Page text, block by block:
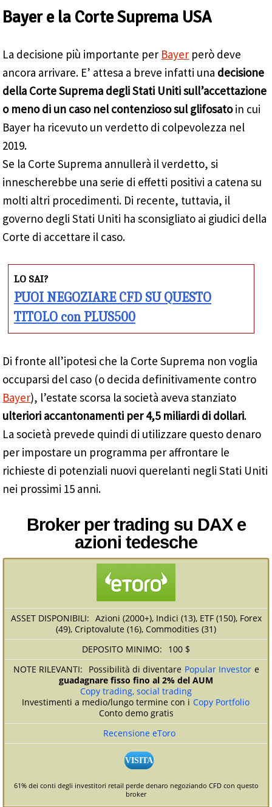
Bayer e la Corte Suprema USA
La decisione più importante per Bayer però deve
ancora arrivare. E’ attesa a breve infatti una decisione
della Corte Suprema degli Stati Uniti sull’accettazione
o meno di un caso nel contenzioso sul glifosatoin cui
Bayer ha ricevuto un verdetto di colpevolezza nel
2019.
Se la Corte Suprema annullerà il verdetto, si
innescherebbe una serie di effetti positivi a catena su
molti altri procedimenti. Di recente, tuttavia, il
governo degli Stati Uniti ha sconsigliato ai giudici della
Corte di accettare il caso.
LO SAI?
PUOI NEGOZIARE CFD SU QUESTO
TITOLO con PLUS500
Di fronte all’ipotesi che la Corte Suprema non voglia
occuparsi del caso (o decida definitivamente contro
Bayer), l’estate scorsa la società aveva stanziato
ulteriori accantonamenti per 4,5 miliardi di dollari.
La società prevede quindi di utilizzare questo denaro
per impostare un programma per affrontare le
richieste di potenziali nuovi querelanti negli Stati Uniti
nei prossimi 15 anni.
Broker per trading su DAX e
azioni tedesche
Azioni (2000+), Indici (13), ETF (150), Forex
(49), Criptovalute (16), Commodities (31)
100 $
Possibilità di diventare Popular Investor e
guadagnare fisso fino al 2% del AUM
Copy trading, social trading
Investimenti a medio/lungo termine con i Copy Portfolio
Conto demo gratis
Recensione eToro
VISITA
61% dei conti degli investitori retail perde denaro negoziando CFD con questo
broker